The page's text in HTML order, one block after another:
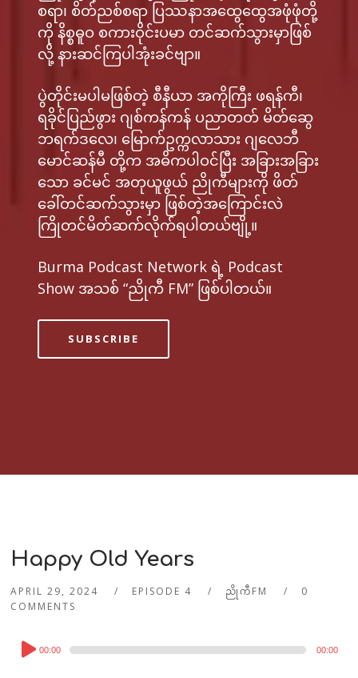
စရာ၊ ​စိတ်ညစ်စရာ ပြဿနာအထွေထွေအဖုံဖုံတို့
ကို နိစ္စဓူဝ စကားဝိုင်းပမာ တင်ဆက်သွားမှာဖြစ်
လို့ နားဆင်ကြပါအုံးခင်ဗျာ။
ပွဲတိုင်းမပါမဖြစ်တဲ့ စီနီယာ အကိုကြီး ဖရန်ကီ၊
ရခိုင်ပြည်ဖွား ဂျစ်ကန်ကန် ပညာတတ် မိတ်ဆွေ
ဘရက်ဒလေ၊ မြောက်ဥက္ကလာသား ဂျလေဘီ
မောင်ဆန်မီ တို့က အဓိကပါဝင်ပြီး အခြားအခြား
သော ခင်မင် အတုယူဖွယ် ညိုကီများကို ဖိတ်
ခေါ်တင်ဆက်သွားမှာ ဖြစ်တဲ့အကြောင်းလဲ
ကြိုတင်မိတ်ဆက်လိုက်ရပါတယ်ဗျို့။
Burma Podcast Network ရဲ့ Podcast
Show အသစ် “ညိုကီ FM” ဖြစ်ပါတယ်။
SUBSCRIBE
Happy Old Years
APRIL 29, 2024 EPISODE 4 ညိုကီFM
0
COMMENTS
Audio
Player
00:00 00:00